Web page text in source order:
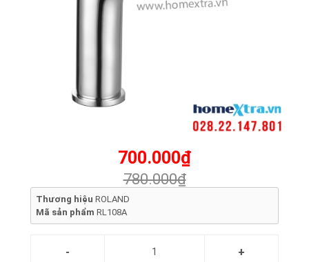
700.000₫
780.000₫
Thương hiệu ROLAND
Mã sản phẩm RL108A